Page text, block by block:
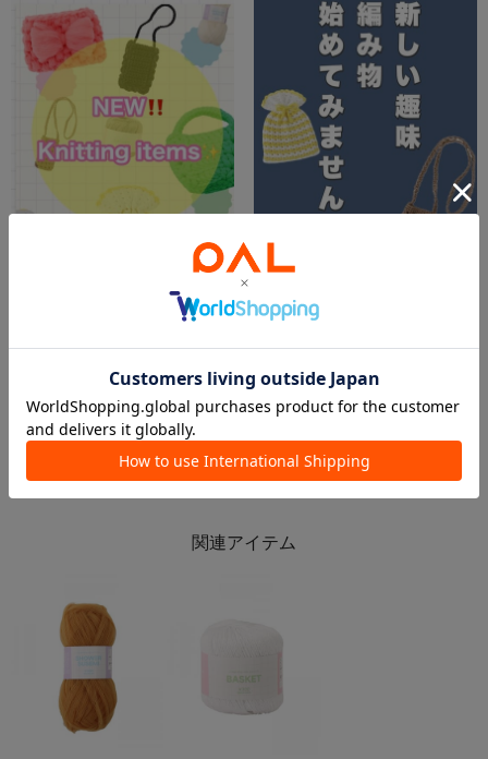
新しい趣味は編み物で決まり🧶👀
市川ニッケコルトンプラザ店
3COINS＋plusイオンモール川口店